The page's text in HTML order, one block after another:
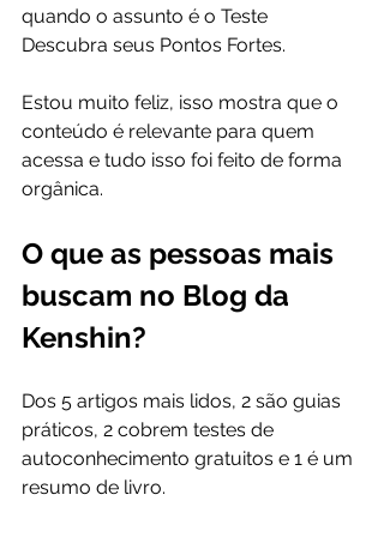
quando o assunto é o Teste
Descubra seus Pontos Fortes.
Estou muito feliz, isso mostra que o
conteúdo é relevante para quem
acessa e tudo isso foi feito de forma
orgânica.
O que as pessoas mais
buscam no Blog da
Kenshin?
Dos 5 artigos mais lidos, 2 são guias
práticos, 2 cobrem testes de
autoconhecimento gratuitos e 1 é um
resumo de livro.